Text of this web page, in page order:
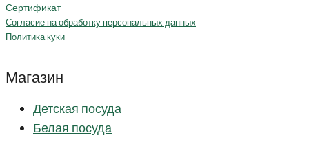
Сертификат
Согласие на обработку персональных данных
Политика куки
Магазин
Детская посуда
Белая посуда